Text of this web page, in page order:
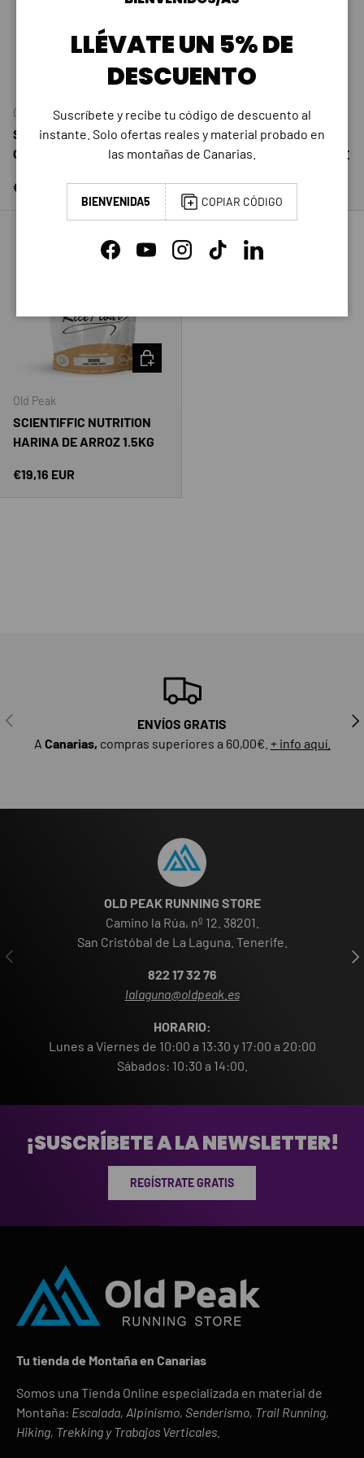
Old Peak
SCIENTIFFIC NUTRITION
OMEGA 3 100 PERLAS
Precio normal
€23,40 EUR
AÑADIR AL CARRITO
Old Peak
SCIENTIFFIC NUTRITION
MAGNESIUM BISGLICINATE
Precio normal
€15,40 EUR
Old Peak
SCIENTIFFIC NUTRITION
HARINA DE ARROZ 1.5KG
Precio normal
€19,16 EUR
AÑADIR AL CARRITO
LLÉVATE UN 5% DE
DESCUENTO
Suscríbete y recibe tu código de descuento al
instante. Solo ofertas reales y material probado en
las montañas de Canarias.
BIENVENIDA5 COPIAR CÓDIGO
FacebookYouTubeInstagramTikTokLinkedIn
ANTERIOR
ENVÍOS GRATIS
A Canarias, compras superiores a 60,00€. + info aquí.
ANTERIOR
OLD PEAK RUNNING STORE
Camino la Rúa, nº 12. 38201.
San Cristóbal de La Laguna. Tenerife.
822 17 32 76
lalaguna@oldpeak.es
HORARIO:
Lunes a Viernes de 10:00 a 13:30 y 17:00 a 20:00
Sábados: 10:30 a 14:00.
¡SUSCRÍBETE A LA NEWSLETTER!
REGÍSTRATE GRATIS
Tu tienda de Montaña en Canarias
Somos una Tienda Online especializada en material de
Montaña: Escalada, Alpinismo, Senderismo, Trail Running,
Hiking, Trekking y Trabajos Verticales.